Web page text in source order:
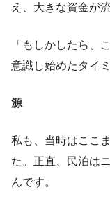
え、大きな資金が
「もしかしたら、
意識し始めたタイ
源
私も、当時はここ
た。正直、民泊は
んです。